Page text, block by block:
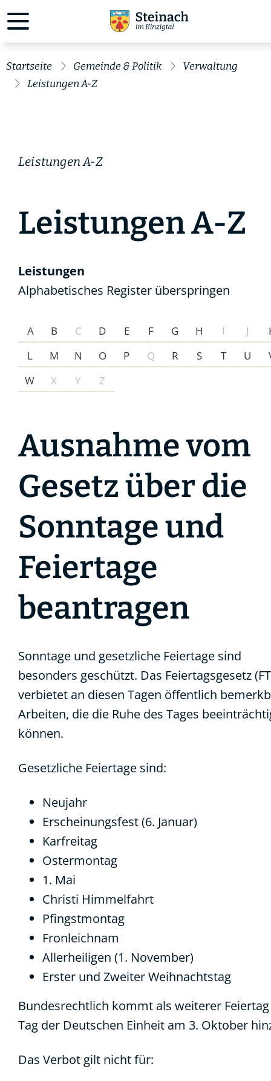
Startseite Gemeinde & Politik
Verwaltung
Leistungen A-Z
Leistungen A-Z
Leistungen A-Z
Leistungen
Alphabetisches Register überspringen
A B C D E F G H I J
L
M N O P Q R S T U
W
X Y Z
Ausnahme vom
Gesetz über die
Sonntage und
Feiertage
beantragen
Sonntage und gesetzliche Feiertage sind
besonders geschützt. Das Feiertagsgesetz
verbietet an diesen Tagen öffentlich
Arbeiten, die die Ruhe des Tages
können.
Gesetzliche Feiertage sind:
Neujahr
Erscheinungsfest (6. Januar)
Karfreitag
Ostermontag
1. Mai
Christi Himmelfahrt
Pfingstmontag
Fronleichnam
Allerheiligen (1. November)
Erster und Zweiter Weihnachtstag
Bundesrechtlich kommt als weiterer
Tag der Deutschen Einheit am 3. Oktober
Das Verbot gilt nicht für: